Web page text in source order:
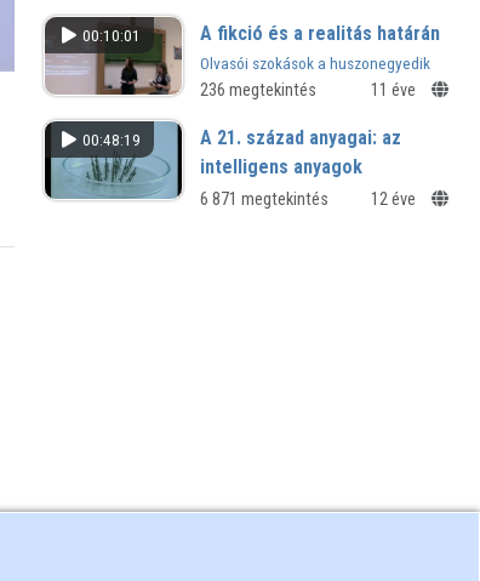
00:10:01 A fikció és a realitás határán
Olvasói szokások a huszonegyedik
században
236 megtekintés 11 éve
00:48:19
A 21. század anyagai: az
intelligens anyagok
6 871 megtekintés 12 éve